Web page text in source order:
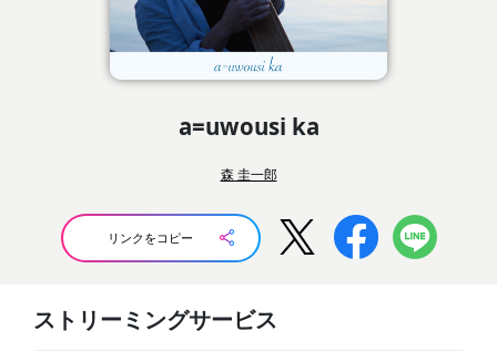
a=uwousi ka
森 圭一郎
リンクをコピー
ストリーミングサービス